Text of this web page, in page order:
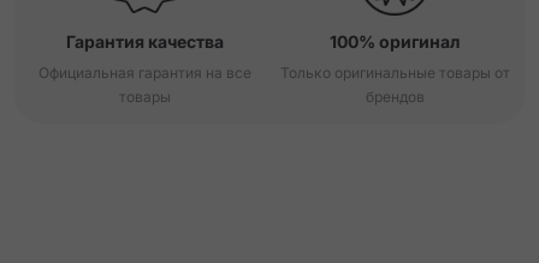
Гарантия качества
Официальная гарантия на все
товары
100% оригинал
Только оригинальные товары от
брендов